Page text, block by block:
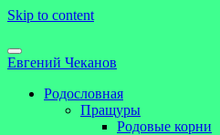
Skip to content
Евгений Чеканов
Родословная
Пращуры
Родовые корни